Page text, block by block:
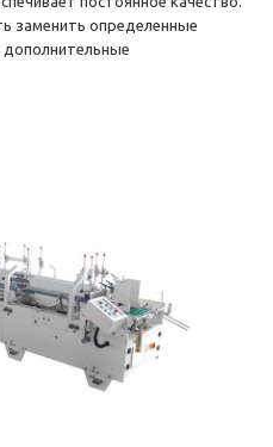
заменить определенные
дополнительные